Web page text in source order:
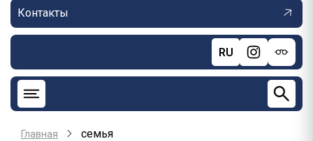
Контакты
RU
Главная семья